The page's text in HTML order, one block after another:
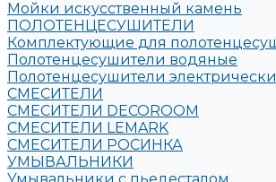
Мойки искусственный камень
ПОЛОТЕНЦЕСУШИТЕЛИ
Комплектующие для
Полотенцесушители водяные
Полотенцесушители
СМЕСИТЕЛИ
СМЕСИТЕЛИ DECOROOM
СМЕСИТЕЛИ LEMARK
СМЕСИТЕЛИ РОСИНКА
УМЫВАЛЬНИКИ